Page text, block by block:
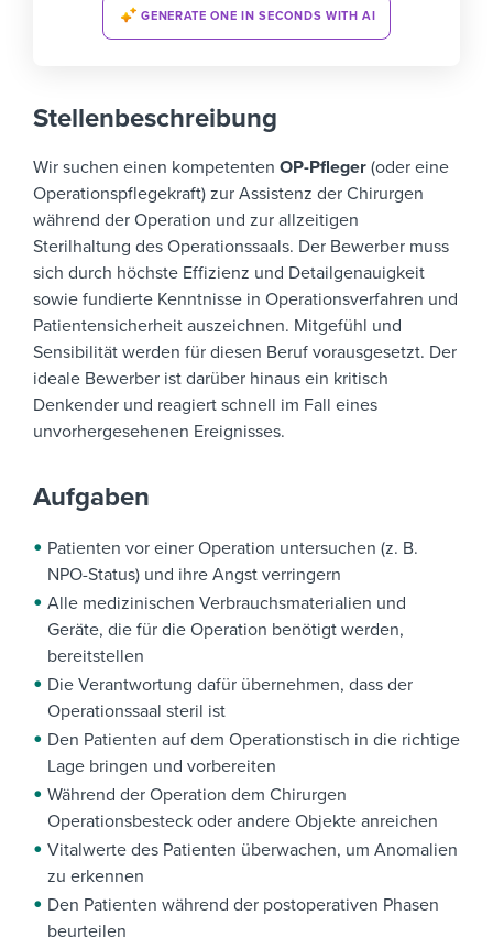
GENERATE ONE IN SECONDS WITH AI
Stellenbeschreibung
Wir suchen einen kompetenten OP-Pfleger (oder eine
Operationspflegekraft) zur Assistenz der Chirurgen
während der Operation und zur allzeitigen
Sterilhaltung des Operationssaals. Der Bewerber muss
sich durch höchste Effizienz und Detailgenauigkeit
sowie fundierte Kenntnisse in Operationsverfahren und
Patientensicherheit auszeichnen. Mitgefühl und
Sensibilität werden für diesen Beruf vorausgesetzt. Der
ideale Bewerber ist darüber hinaus ein kritisch
Denkender und reagiert schnell im Fall eines
unvorhergesehenen Ereignisses.
Aufgaben
Patienten vor einer Operation untersuchen (z. B.
NPO-Status) und ihre Angst verringern
Alle medizinischen Verbrauchsmaterialien und
Geräte, die für die Operation benötigt werden,
bereitstellen
Die Verantwortung dafür übernehmen, dass der
Operationssaal steril ist
Den Patienten auf dem Operationstisch in die richtige
Lage bringen und vorbereiten
Während der Operation dem Chirurgen
Operationsbesteck oder andere Objekte anreichen
Vitalwerte des Patienten überwachen, um Anomalien
zu erkennen
Den Patienten während der postoperativen Phasen
beurteilen